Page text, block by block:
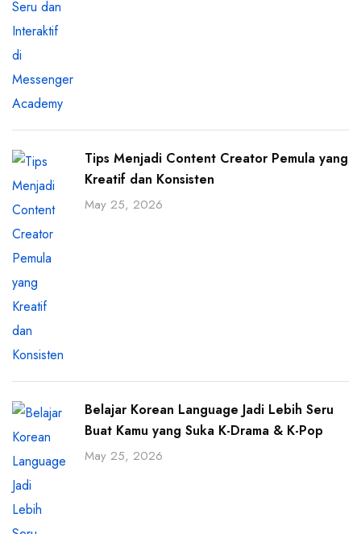
Tips Menjadi Content Creator Pemula yang
Kreatif dan Konsisten
May 25, 2026
Belajar Korean Language Jadi Lebih Seru
Buat Kamu yang Suka K-Drama & K-Pop
May 25, 2026